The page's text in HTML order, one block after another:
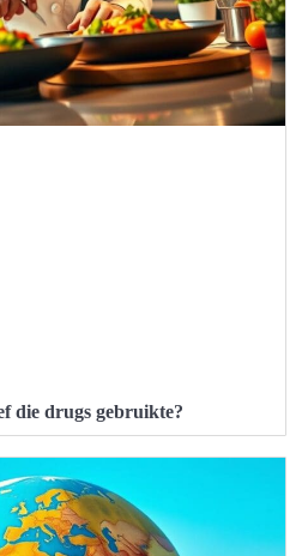
die drugs gebruikte?